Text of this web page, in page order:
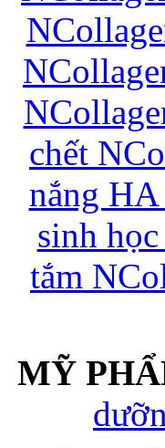
chết
nắng
sinh
tắm
MỸ